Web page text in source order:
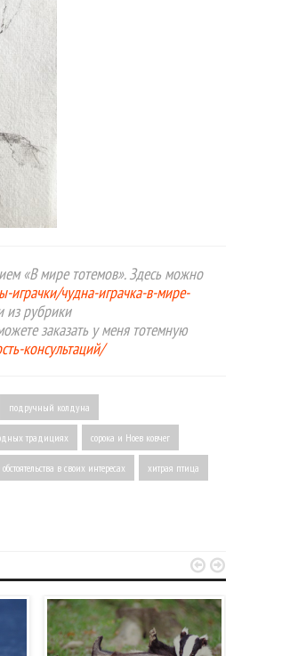
«В мире тотемов». Здесь можно
чудна-играчка-в-мире-
из рубрики
заказать у меня тотемную
консультаций/
подручный колдуна
традициях сорока и Ноев ковчег
в своих интересах хитрая птица
 